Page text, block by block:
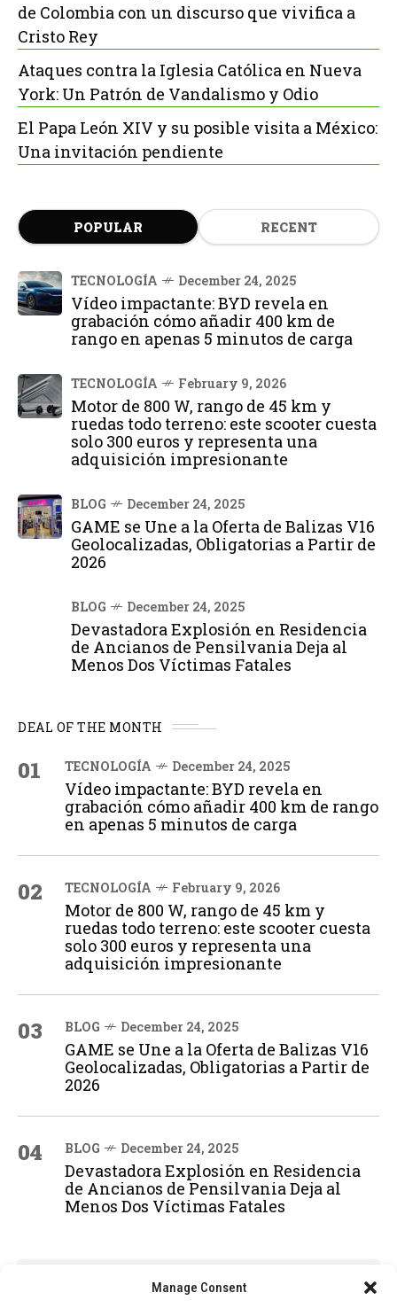
Manage Consent
de Colombia con un discurso que vivifica a
Cristo Rey
Ataques contra la Iglesia Católica en Nueva
York: Un Patrón de Vandalismo y Odio
El Papa León XIV y su posible visita a México:
Una invitación pendiente
POPULAR RECENT
TECNOLOGÍA December 24, 2025
Vídeo impactante: BYD revela en
grabación cómo añadir 400 km de
rango en apenas 5 minutos de carga
TECNOLOGÍA February 9, 2026
Motor de 800 W, rango de 45 km y
ruedas todo terreno: este scooter cuesta
solo 300 euros y representa una
adquisición impresionante
BLOG December 24, 2025
GAME se Une a la Oferta de Balizas V16
Geolocalizadas, Obligatorias a Partir de
2026
BLOG December 24, 2025
Devastadora Explosión en Residencia
de Ancianos de Pensilvania Deja al
Menos Dos Víctimas Fatales
DEAL OF THE MONTH
01 TECNOLOGÍA December 24, 2025
Vídeo impactante: BYD revela en
grabación cómo añadir 400 km de rango
en apenas 5 minutos de carga
02 TECNOLOGÍA February 9, 2026
Motor de 800 W, rango de 45 km y
ruedas todo terreno: este scooter cuesta
solo 300 euros y representa una
adquisición impresionante
03 BLOG December 24, 2025
GAME se Une a la Oferta de Balizas V16
Geolocalizadas, Obligatorias a Partir de
2026
04 BLOG December 24, 2025
Devastadora Explosión en Residencia
de Ancianos de Pensilvania Deja al
Menos Dos Víctimas Fatales